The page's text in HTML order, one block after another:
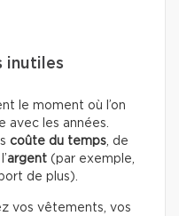
inutiles
le moment où l’on
avec les années.
coûte du temps, de
argent (par exemple,
de plus).
vos vêtements, vos